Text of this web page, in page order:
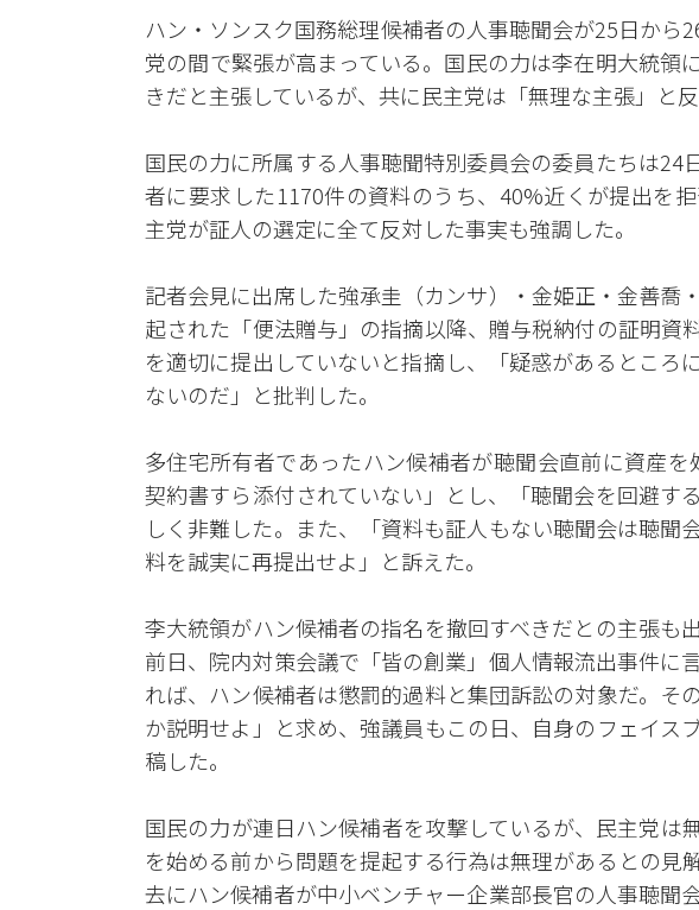
ハン・ソンスク国務総理候補者の人事聴聞会が25日から
党の間で緊張が高まっている。国民の力は李在明大統領
きだと主張しているが、共に民主党は「無理な主張」と反
国民の力に所属する人事聴聞特別委員会の委員たちは24
者に要求した1170件の資料のうち、40%近くが提出を
主党が証人の選定に全て反対した事実も強調した。
記者会見に出席した強承圭（カンサ）・金姫正・金善喬
起された「便法贈与」の指摘以降、贈与税納付の証明資
を適切に提出していないと指摘し、「疑惑があるところ
ないのだ」と批判した。
多住宅所有者であったハン候補者が聴聞会直前に資産
契約書すら添付されていない」とし、「聴聞会を回避す
しく非難した。また、「資料も証人もない聴聞会は聴聞
料を誠実に再提出せよ」と訴えた。
李大統領がハン候補者の指名を撤回すべきだとの主張も
前日、院内対策会議で「皆の創業」個人情報流出事件に
れば、ハン候補者は懲罰的過料と集団訴訟の対象だ。そ
か説明せよ」と求め、強議員もこの日、自身のフェイス
稿した。
国民の力が連日ハン候補者を攻撃しているが、民主党は
を始める前から問題を提起する行為は無理があるとの見
去にハン候補者が中小ベンチャー企業部長官の人事聴聞